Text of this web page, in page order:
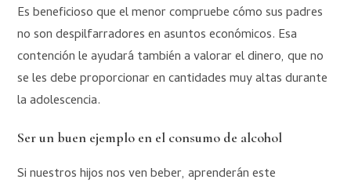
Es beneficioso que el menor compruebe cómo sus padres
no son despilfarradores en asuntos económicos. Esa
contención le ayudará también a valorar el dinero, que no
se les debe proporcionar en cantidades muy altas durante
la adolescencia.
Ser un buen ejemplo en el consumo de alcohol
Si nuestros hijos nos ven beber, aprenderán este